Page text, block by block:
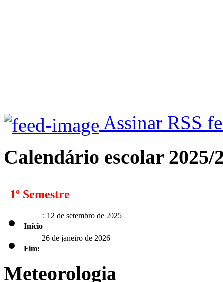
Assinar RSS
Calendário escolar 2025/
1º Semestre
Início: 12 de setembro de 2025
Fim: 26 de janeiro de 2026
2º Semestre
Meteorologia